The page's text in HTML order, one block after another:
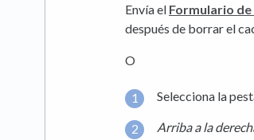
Envía el Formulario de
después de borrar el
O
Selecciona la
Arriba ala